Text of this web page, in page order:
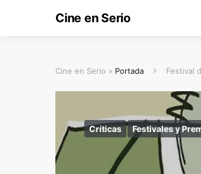
Cine en Serio
Cine en Serio » Portada Festival
Críticas Festivales y